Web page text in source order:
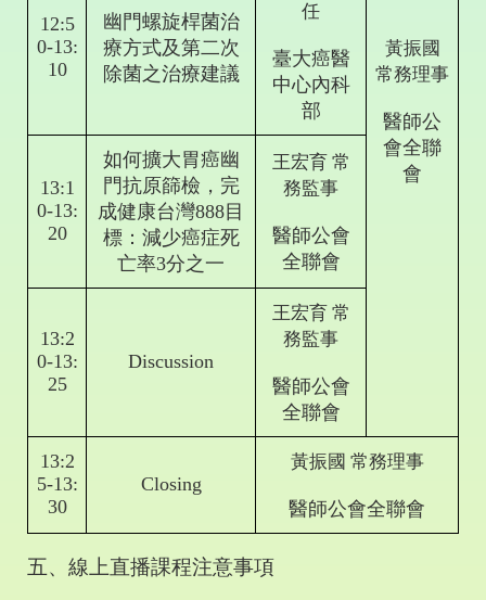
黃振國
常務理事
醫師公
會全聯
會
12:5
0-13:
10
幽門螺旋桿菌治
療方式及第二次
除菌之治療建議
任
臺大癌醫
中心內科
部
13:1
0-13:
20
如何擴大胃癌幽
門抗原篩檢，完
成健康台灣888 目
標：減少癌症死
亡率3分之一
王宏育 常
務監事
醫師公會
全聯會
13:2
0-13:
25
Discussion
王宏育 常
務監事
醫師公會
全聯會
13:2
5-13:
30
Closing
黃振國 常務理事
醫師公會全聯會
五、線上直播課程注意事項